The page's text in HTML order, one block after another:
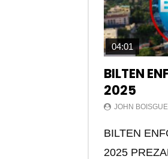
04:01
BILTEN
2025
JOHN
BILTEN
2025